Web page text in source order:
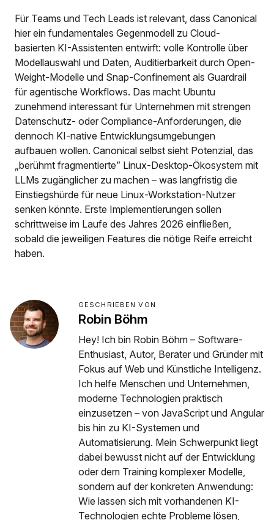
Für Teams und Tech Leads ist relevant, dass Canonical
hier ein fundamentales Gegenmodell zu Cloud-
basierten KI-Assistenten entwirft: volle Kontrolle über
Modellauswahl und Daten, Auditierbarkeit durch Open-
Weight-Modelle und Snap-Confinement als Guardrail
für agentische Workflows. Das macht Ubuntu
zunehmend interessant für Unternehmen mit strengen
Datenschutz- oder Compliance-Anforderungen, die
dennoch KI-native Entwicklungsumgebungen
aufbauen wollen. Canonical selbst sieht Potenzial, das
„berühmt fragmentierte” Linux-Desktop-Ökosystem mit
LLMs zugänglicher zu machen – was langfristig die
Einstiegshürde für neue Linux-Workstation-Nutzer
senken könnte. Erste Implementierungen sollen
schrittweise im Laufe des Jahres 2026 einfließen,
sobald die jeweiligen Features die nötige Reife erreicht
haben.
GESCHRIEBEN VON
Robin Böhm
Hey! Ich bin Robin Böhm – Software-
Enthusiast, Autor, Berater und Gründer mit
Fokus auf Web und Künstliche Intelligenz.
Ich helfe Menschen und Unternehmen,
moderne Technologien praktisch
einzusetzen – von JavaScript und Angular
bis hin zu KI-Systemen und
Automatisierung. Mein Schwerpunkt liegt
dabei bewusst nicht auf der Entwicklung
oder dem Training komplexer Modelle,
sondern auf der konkreten Anwendung:
Wie lassen sich mit vorhandenen KI-
Technologien echte Probleme lösen,